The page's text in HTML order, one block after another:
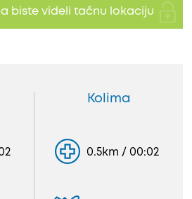
biste videli tačnu lokaciju
Kolima
0.5km / 00:02